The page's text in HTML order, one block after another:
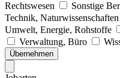
Rechtswesen
Sonstige
Technik, Naturwissenschaften
Umwelt, Energie, Rohstoffe
Verwaltung, Büro
Übernehmen